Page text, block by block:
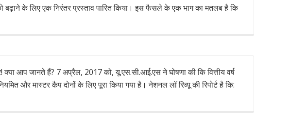
बढ़ाने के लिए एक निरंतर प्रस्ताव पारित किया। इस फैसले के एक भाग का मतलब है कि
क्या आप जानते हैं? 7 अप्रैल, 2017 को, यू.एस.सी.आई.एस ने घोषणा की कि वित्तीय वर्ष
और मास्टर कैप दोनों के लिए पूरा किया गया है। नेशनल लॉ रिव्यू की रिपोर्ट है कि: